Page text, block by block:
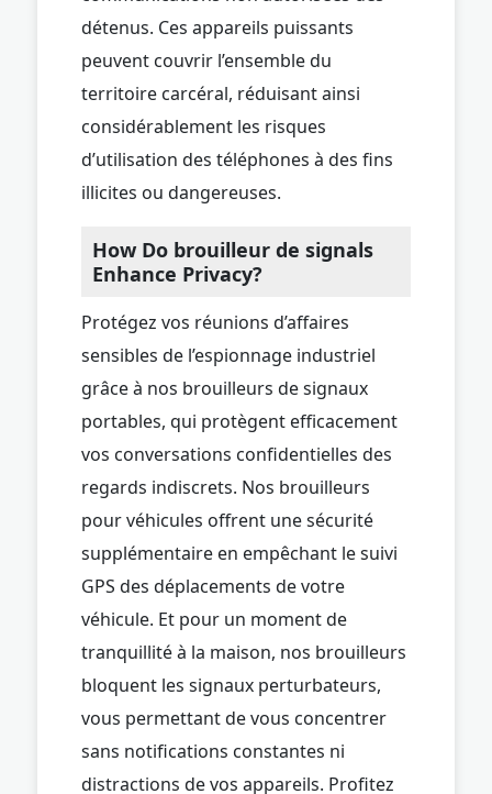
détenus. Ces appareils puissants
peuvent couvrir l’ensemble du
territoire carcéral, réduisant ainsi
considérablement les risques
d’utilisation des téléphones à des fins
illicites ou dangereuses.
How Do brouilleur de signals
Enhance Privacy?
Protégez vos réunions d’affaires
sensibles de l’espionnage industriel
grâce à nos brouilleurs de signaux
portables, qui protègent efficacement
vos conversations confidentielles des
regards indiscrets. Nos brouilleurs
pour véhicules offrent une sécurité
supplémentaire en empêchant le suivi
GPS des déplacements de votre
véhicule. Et pour un moment de
tranquillité à la maison, nos brouilleurs
bloquent les signaux perturbateurs,
vous permettant de vous concentrer
sans notifications constantes ni
distractions de vos appareils. Profitez